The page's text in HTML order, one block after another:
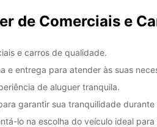
de Comerciais e
e carros de qualidade.
e entrega para atender às suas
de aluguer tranquila.
garantir sua tranquilidade durante
lo na escolha do veículo ideal